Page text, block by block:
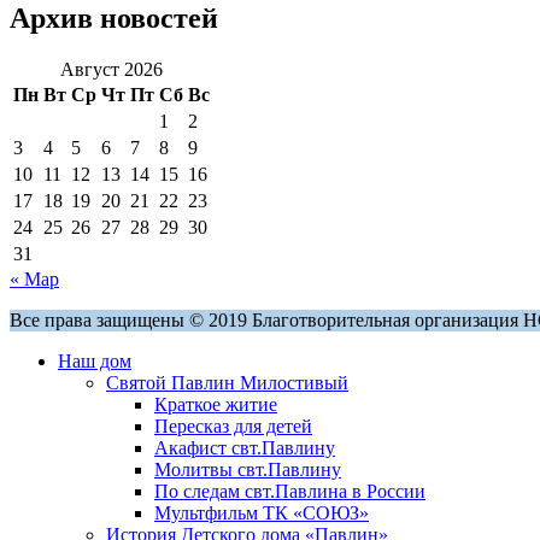
Архив новостей
Август 2026
Пн Вт Ср Чт Пт Сб Вс
1
2
3
4 5 6 7 8
9
10 11 12 13 14 15 16
17 18 19 20 21 22 23
24 25 26 27 28 29 30
31
« Мар
Все права защищены © 2019 Благотворительная
Наш дом
Святой Павлин Милостивый
Краткое житие
Пересказ для детей
Акафист свт.Павлину
Молитвы свт.Павлину
По следам свт.Павлина в России
Мультфильм ТК «СОЮЗ»
История Детского дома «Павлин»